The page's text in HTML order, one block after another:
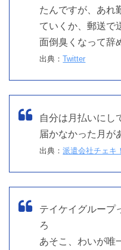
たんですが、あれ
ていくか、郵送で
面倒臭くなって辞
出典：Twitter
自分は月払いにし
届かなかった月が
出典：派遣会社チェキ！
テイケイグループ
ろ
あそこ、わいが唯